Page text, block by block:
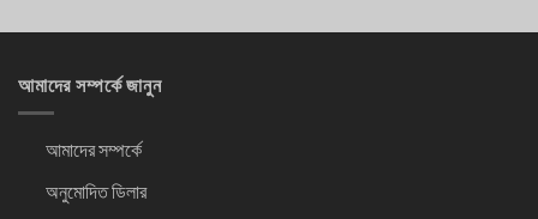
আমাদের সম্পর্কে জানুন
আমাদের সম্পর্কে
অনুমোদিত ডিলার